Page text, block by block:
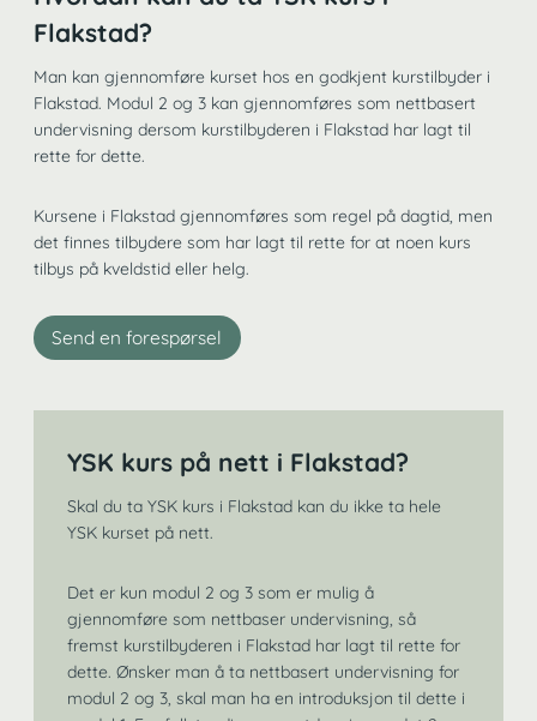
Flakstad?
Man kan gjennomføre kurset hos en godkjent kurstilbyder i
Flakstad. Modul 2 og 3 kan gjennomføres som nettbasert
undervisning dersom kurstilbyderen i Flakstad har lagt til
rette for dette.
Kursene i Flakstad gjennomføres som regel på dagtid, men
det finnes tilbydere som har lagt til rette for at noen kurs
tilbys på kveldstid eller helg.
Send en forespørsel
YSK kurs på nett i Flakstad?
Skal du ta YSK kurs i Flakstad kan du ikke ta hele
YSK kurset på nett.
Det er kun modul 2 og 3 som er mulig å
gjennomføre som nettbaser undervisning, så
fremst kurstilbyderen i Flakstad har lagt til rette for
dette. Ønsker man å ta nettbasert undervisning for
modul 2 og 3, skal man ha en introduksjon til dette i